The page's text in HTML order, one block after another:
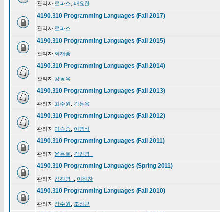
관리자 로파스 배요한
4190.310 Programming Languages (Fall 2017)
관리자 로파스
4190.310 Programming Languages (Fall 2015)
관리자 최재승
4190.310 Programming Languages (Fall 2014)
관리자 강동옥
4190.310 Programming Languages (Fall 2013)
관리자 최준원 강동옥
4190.310 Programming Languages (Fall 2012)
관리자 이승중 이영석
4190.310 Programming Languages (Fall 2011)
관리자 윤용호 김진영_
4190.310 Programming Languages (Spring 2011)
관리자 김진영_ 이원찬
4190.310 Programming Languages (Fall 2010)
관리자 장수원 조성근